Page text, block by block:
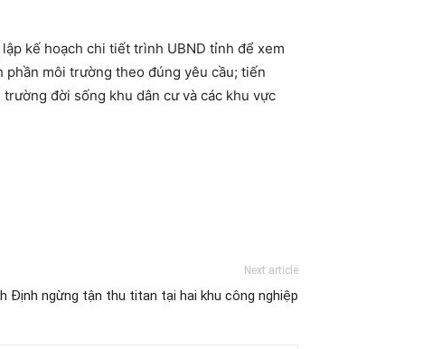
kế hoạch chi tiết trình UBND tỉnh để xem
môi trường theo đúng yêu cầu; tiến
đời sống khu dân cư và các khu vực
Next article
Định ngừng tận thu titan tại hai khu công nghiệp